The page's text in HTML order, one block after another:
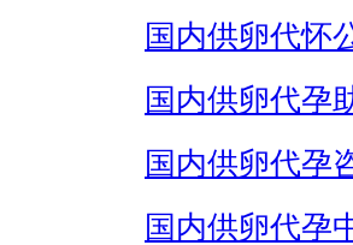
国内供卵代怀
国内供卵代孕
国内供卵代孕
国内供卵代孕